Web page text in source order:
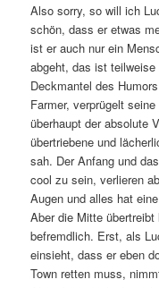
Also sorry, so will ich
schön, dass er etwas
ist er auch nur ein
abgeht, das ist
Deckmantel des
Farmer, verprügelt
überhaupt der absolute
übertriebene und
sah. Der Anfang und
cool zu sein, verlieren
Augen und alles hat
Aber die Mitte
befremdlich. Erst, als
einsieht, dass er eben
Town retten muss,